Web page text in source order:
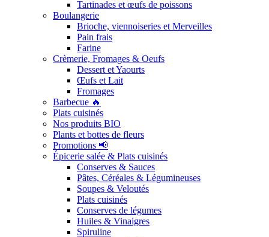
Tartinades et œufs de poissons
Boulangerie
Brioche, viennoiseries et Merveilles
Pain frais
Farine
Crèmerie, Fromages & Oeufs
Dessert et Yaourts
Œufs et Lait
Fromages
Barbecue 🔥
Plats cuisinés
Nos produits BIO
Plants et bottes de fleurs
Promotions 📢
Épicerie salée & Plats cuisinés
Conserves & Sauces
Pâtes, Céréales & Légumineuses
Soupes & Veloutés
Plats cuisinés
Conserves de légumes
Huiles & Vinaigres
Spiruline